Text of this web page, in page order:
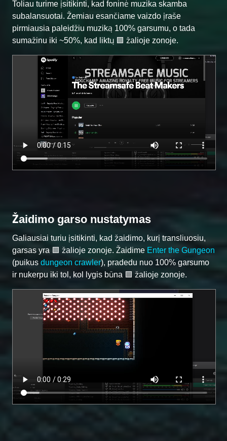
Toliau turime įsitikinti, kad foninė muzika skamba
subalansuotai. Žemiau esančiame vaizdo įraše
pirmiausia paleidžiu muziką 100% garsumu, o tada
sumažinu iki ~50%, kad liktų 🟩 žalioje zonoje.
Žaidimo garso nustatymas
Galiausiai turiu įsitikinti, kad žaidimo, kurį transliuosiu,
garsas yra 🟩 žalioje zonoje. Žaidime Enter the Gungeon
(puikus dungeon crawler), pradedu nuo 100% garsumo
ir nukerpu iki tol, kol lygis būna 🟩 žalioje zonoje.